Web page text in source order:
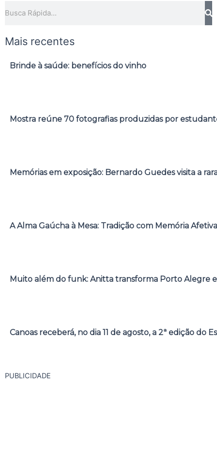
Mais recentes
Brinde à saúde: benefícios do vinho
Mostra reúne 70 fotografias produzidas por
Memórias em exposição: Bernardo Guedes visita a
A Alma Gaúcha à Mesa: Tradição com Memória Afetiva
Muito além do funk: Anitta transforma Porto Alegre
Canoas receberá, no dia 11 de agosto, a 2ª edição do
PUBLICIDADE